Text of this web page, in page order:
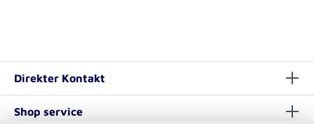
Direkter Kontakt
Shop service